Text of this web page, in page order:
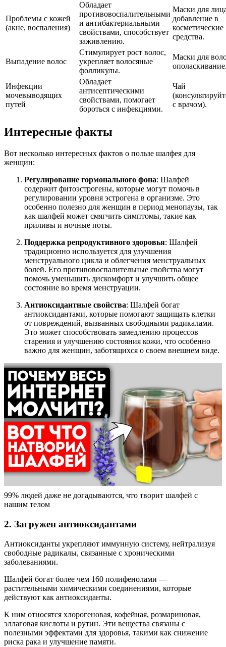
Проблемы с кожей
(акне, воспаления)
Обладает
противовоспалительными
и антибактериальными
свойствами, способствует
заживлению.
Маски для
добавление в
косметические
средства.
Выпадение волос
Стимулирует рост волос,
укрепляет волосяные
фолликулы.
Маски для
Инфекции
мочевыводящих
путей
Обладает
антисептическими
свойствами, помогает
бороться с инфекциями.
Чай
с врачом).
Интересные факты
Вот несколько интересных фактов о пользе шалфея для
женщин:
Регулирование гормонального фона: Шалфей
содержит фитоэстрогены, которые могут помочь в
регулировании уровня эстрогена в организме. Это
особенно полезно для женщин в период менопаузы, так
как шалфей может смягчить симптомы, такие как
приливы и ночные поты.
Поддержка репродуктивного здоровья: Шалфей
традиционно используется для улучшения
менструального цикла и облегчения менструальных
болей. Его противовоспалительные свойства могут
помочь уменьшить дискомфорт и улучшить общее
состояние во время менструации.
Антиоксидантные свойства: Шалфей богат
антиоксидантами, которые помогают защищать клетки
от повреждений, вызванных свободными радикалами.
Это может способствовать замедлению процессов
старения и улучшению состояния кожи, что особенно
важно для женщин, заботящихся о своем внешнем виде.
99% людей даже не догадываются, что творит шалфей с
нашим телом
2. Загружен антиоксидантами
Антиоксиданты укрепляют иммунную систему, нейтрализуя
свободные радикалы, связанные с хроническими
заболеваниями.
Шалфей богат более чем 160 полифенолами —
растительными химическими соединениями, которые
действуют как антиоксиданты.
К ним относятся хлорогеновая, кофейная, розмариновая,
эллаговая кислоты и рутин. Эти вещества связаны с
полезными эффектами для здоровья, такими как снижение
риска рака и улучшение памяти.